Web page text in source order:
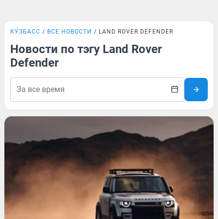
КУЗБАСС ВСЕ НОВОСТИ LAND ROVER DEFENDER
Новости по тэгу Land Rover
Defender